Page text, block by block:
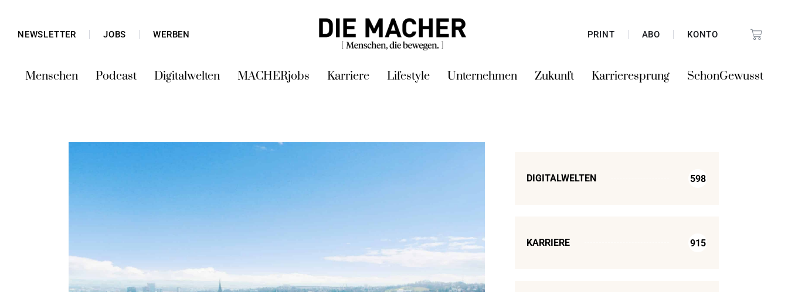
NEWSLETTER JOBS WERBEN PRINT ABO KONTO
Menschen Podcast Digitalwelten MACHERjobs Karriere Lifestyle Unternehmen Zukunft Karrieresprung SchonGewusst
DIGITALWELTEN 598
KARRIERE 915